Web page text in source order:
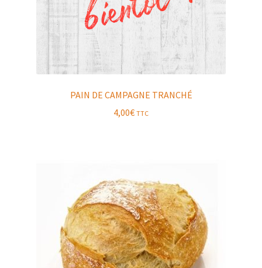
PAIN DE CAMPAGNE TRANCHÉ
4,00€ TTC